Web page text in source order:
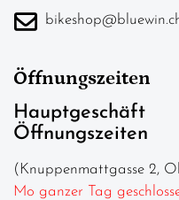
Öffnungszeiten
Hauptgeschäft
Öffnungszeiten
(Knuppenmattgasse 2,
Mo ganzer Tag